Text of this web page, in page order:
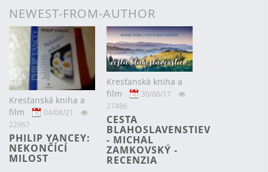
NEWEST-FROM-AUTHOR
Kresťanská kniha a
film
04/08/21
22967
PHILIP YANCEY:
NEKONČÍCÍ
MILOST
Kresťanská kniha a
film
30/06/17
27486
CESTA
BLAHOSLAVENSTIEV
- MICHAL
ZAMKOVSKÝ -
RECENZIA